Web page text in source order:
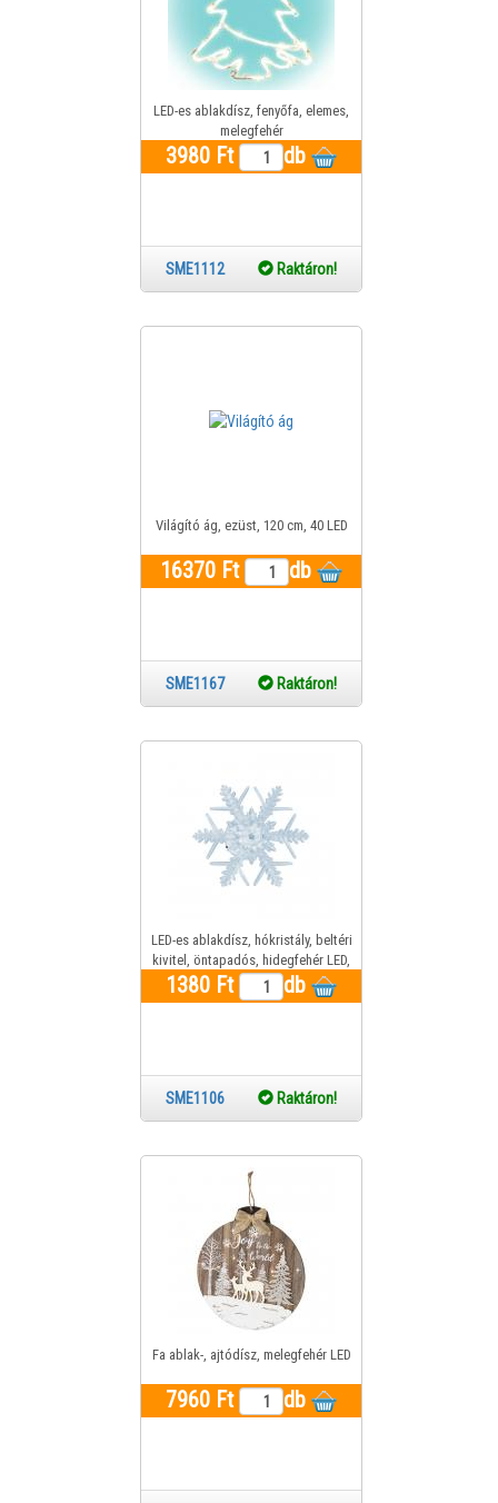
LED-es ablakdísz, fenyőfa, elemes,
melegfehér
3980 Ft db
SME1112 Raktáron!
Világító ág, ezüst, 120 cm, 40 LED
16370 Ft db
SME1167 Raktáron!
LED-es ablakdísz, hókristály, beltéri
kivitel, öntapadós, hidegfehér LED,
mérete: ? 10 x 3,5 cm
1380 Ft db
SME1106 Raktáron!
Fa ablak-, ajtódísz, melegfehér LED
7960 Ft db